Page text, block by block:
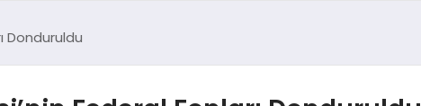
Donduruldu